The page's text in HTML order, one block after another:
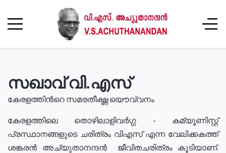
സഖാവ് വി.എസ്
കേരളത്തിൻറെ സമരതീക്ഷ്ണ യൌവ്വനം
കേരളത്തിലെ തൊഴിലാളിവർഗ്ഗ - കമ്യൂണിസ്റ്റ്
പ്രസ്ഥാനങ്ങളുടെ ചരിത്രം വിഎസ് എന്ന വേലിക്കകത്ത്
ശങ്കരൻ അച്യുതാനന്ദൻ ജീവിതചരിത്രം കൂടിയാണ്.